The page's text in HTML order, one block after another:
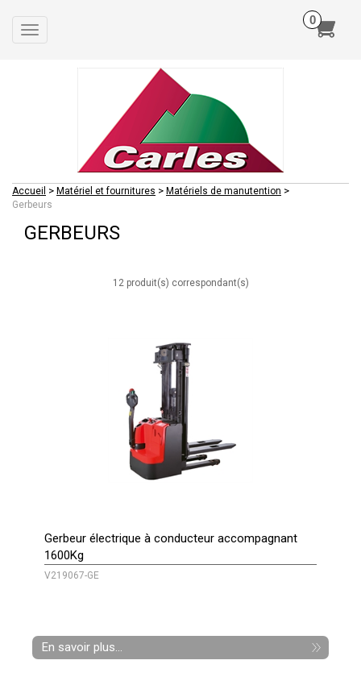
Toggle
navigation
Accueil > Matériel et fournitures > Matériels de manutention >
Gerbeurs
GERBEURS
12 produit(s) correspondant(s)
Gerbeur électrique à conducteur accompagnant
1600Kg
V219067-GE
En savoir plus...